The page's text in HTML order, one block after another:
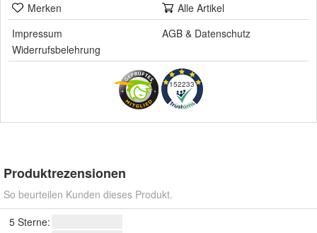
Merken
Alle Artikel
Impressum
AGB & Datenschutz
Widerrufsbelehrung
152233
Produktrezensionen
So beurteilen Kunden dieses Produkt.
5 Sterne: